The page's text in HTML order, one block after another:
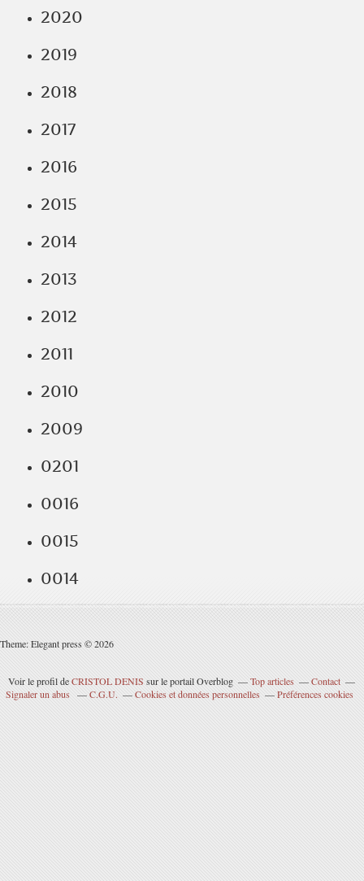
2020
2019
2018
2017
2016
2015
2014
2013
2012
2011
2010
2009
0201
0016
0015
0014
Theme: Elegant press © 2026
Voir le profil deCRISTOL DENIS sur le portail Overblog Top articles
Contact
Signaler un abus
C.G.U. Cookies et données personnelles Préférences cookies